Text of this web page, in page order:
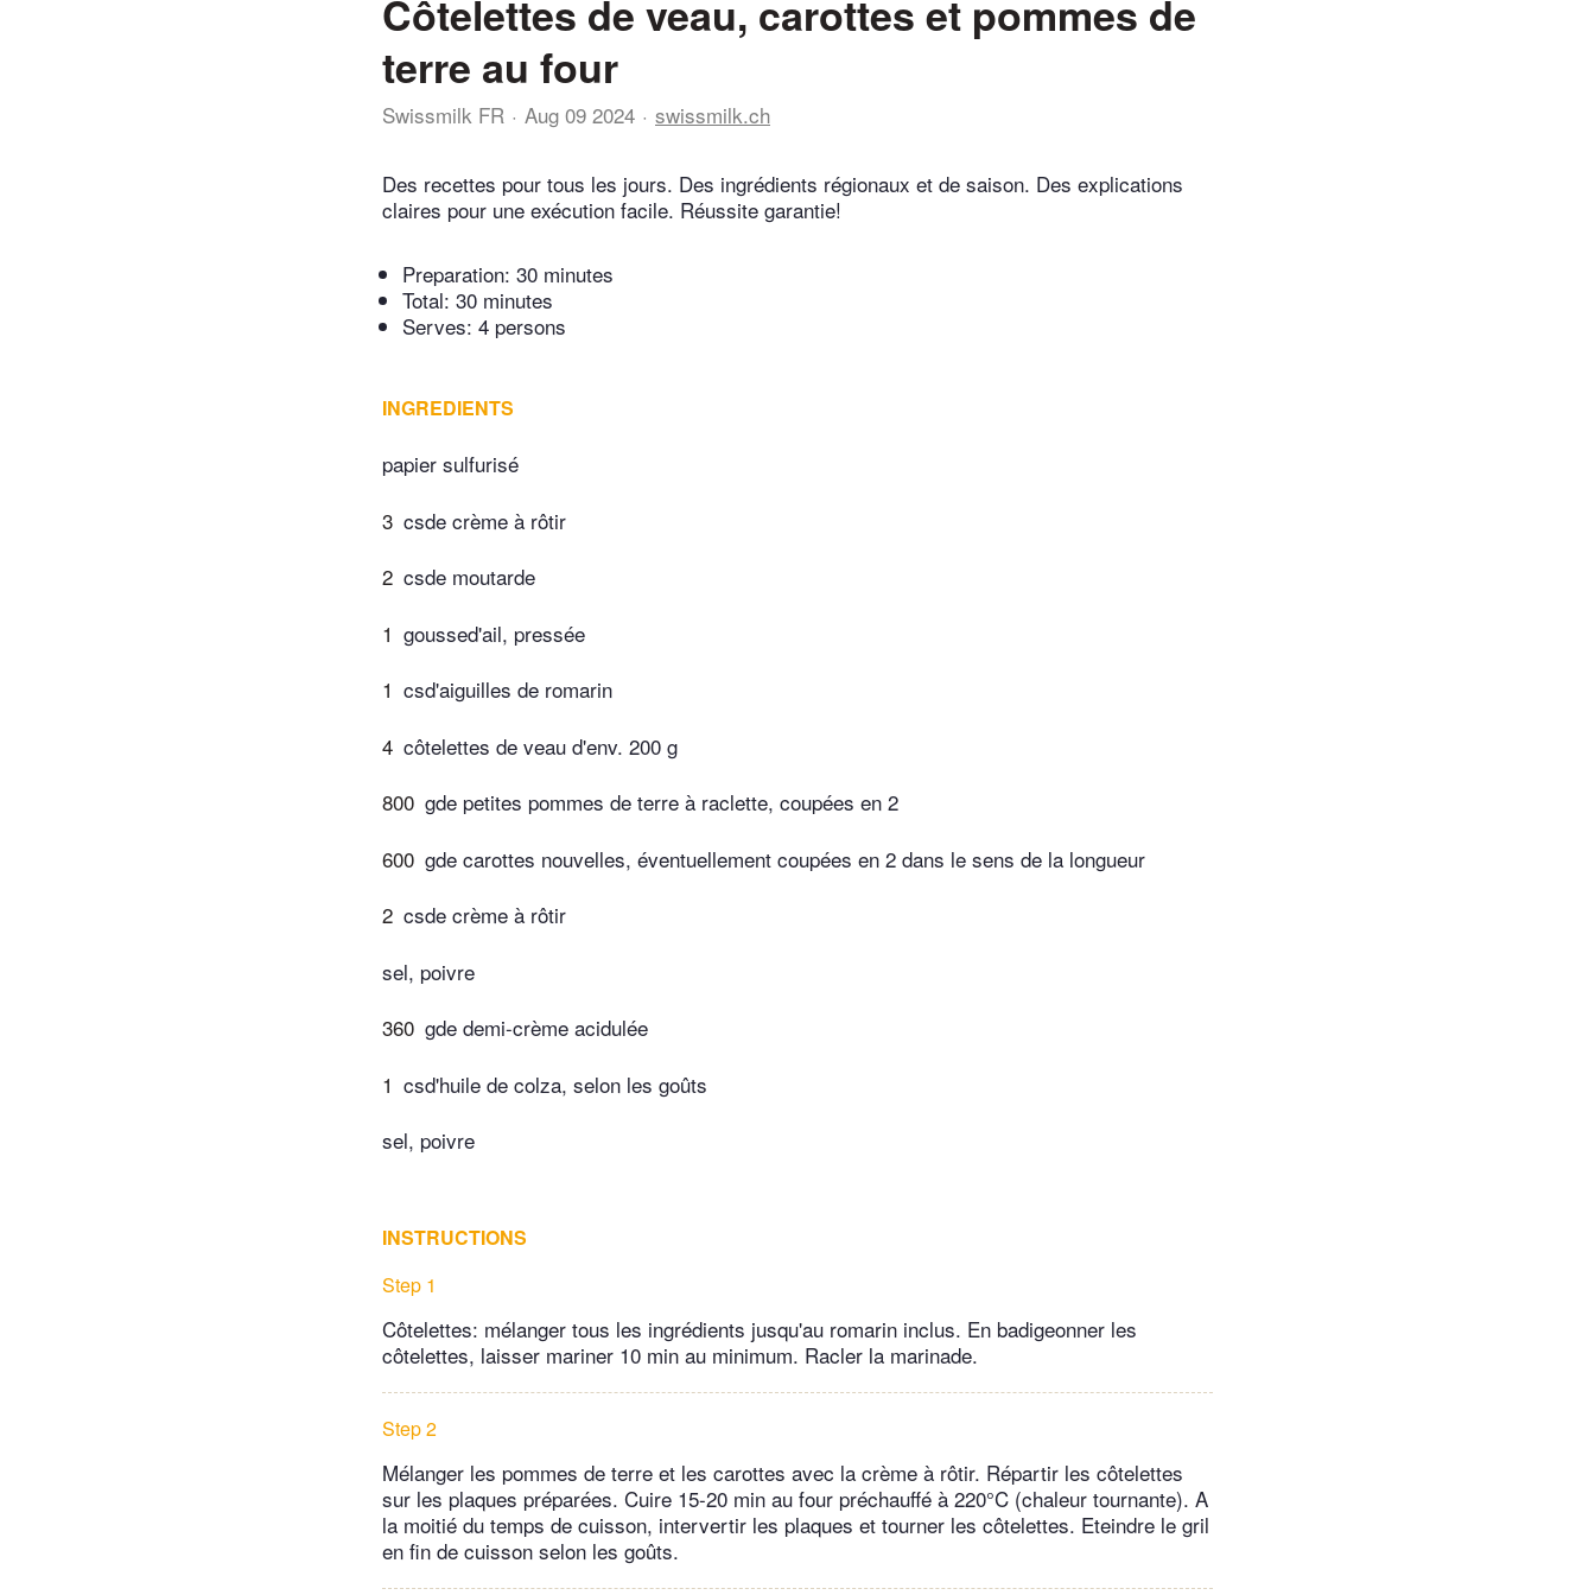
Côtelettes de veau, carottes et pommes de
terre au four
Swissmilk FR Aug 09 2024 swissmilk.ch
Des recettes pour tous les jours. Des ingrédients régionaux et de saison. Des explications
claires pour une exécution facile. Réussite garantie!
Preparation: 30 minutes
Total: 30 minutes
Serves: 4 persons
INGREDIENTS
papier sulfurisé
3 csde crème à rôtir
2 csde moutarde
1 goussed'ail, pressée
1 csd'aiguilles de romarin
4 côtelettes de veau d'env. 200 g
800 gde petites pommes de terre à raclette, coupées en 2
600 gde carottes nouvelles, éventuellement coupées en 2 dans le sens de la longueur
2 csde crème à rôtir
sel, poivre
360 gde demi-crème acidulée
1 csd'huile de colza, selon les goûts
sel, poivre
INSTRUCTIONS
Step 1
Côtelettes: mélanger tous les ingrédients jusqu'au romarin inclus. En badigeonner les
côtelettes, laisser mariner 10 min au minimum. Racler la marinade.
Step 2
Mélanger les pommes de terre et les carottes avec la crème à rôtir. Répartir les côtelettes
sur les plaques préparées. Cuire 15-20 min au four préchauffé à 220°C (chaleur tournante). A
la moitié du temps de cuisson, intervertir les plaques et tourner les côtelettes. Eteindre le gril
en fin de cuisson selon les goûts.